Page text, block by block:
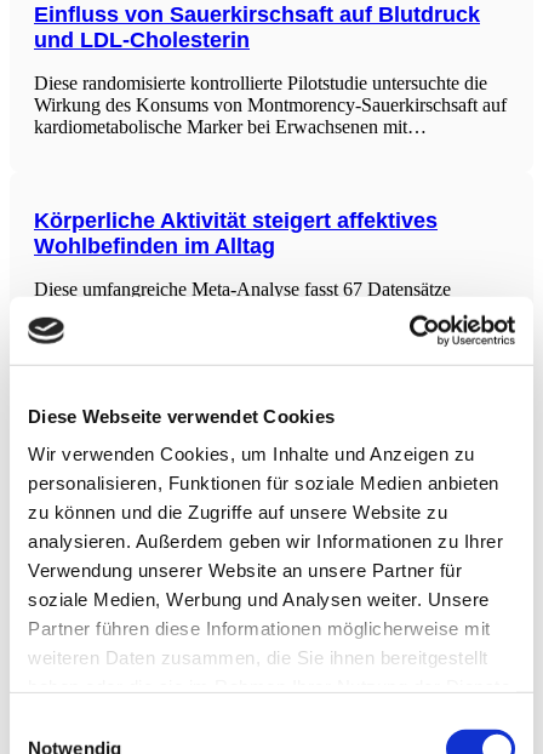
Diese Webseite verwendet Cookies
Wir verwenden Cookies, um Inhalte und Anzeigen zu
personalisieren, Funktionen für soziale Medien anbieten
zu können und die Zugriffe auf unsere Website zu
analysieren. Außerdem geben wir Informationen zu Ihrer
Verwendung unserer Website an unsere Partner für
soziale Medien, Werbung und Analysen weiter. Unsere
Partner führen diese Informationen möglicherweise mit
weiteren Daten zusammen, die Sie ihnen bereitgestellt
Notwendig
Einfluss von Sauerkirschsaft auf Blutdruck
und LDL-Cholesterin
Diese randomisierte kontrollierte Pilotstudie untersuchte die
Wirkung des Konsums von Montmorency-Sauerkirschsaft auf
kardiometabolische Marker bei Erwachsenen mit
was
Körperliche Aktivität steigert affektives
Wohlbefinden im Alltag
Diese umfangreiche Meta-Analyse fasst 67 Datensätze
internationaler Studien zusammen, die über 321.000
Smartphone-basierte Befunde zum affektiven Wohlbefinden
Höhere Proteinzufuhr senkt Sterblichkeit bei
chronischer Nierenerkrankung
Die Studie analysierte Daten von 8543 Teilnehmenden
(insgesamt 14.399 Beobachtungen) aus drei Kohorten von
Personen ab 60 Jahren, darunter 4789 Beobachtungen von
Menschen mit CKD Stadium 1 bis 3 (Durchschnittsalter 78
Jahre). Über einen Beobachtungszeitraum von bis zu 10
Jahren
Extrakorporale Stoßwellentherapie nach
Kreuzband-OP
Stoßwellentherapie (ESWT) in Kombination mit